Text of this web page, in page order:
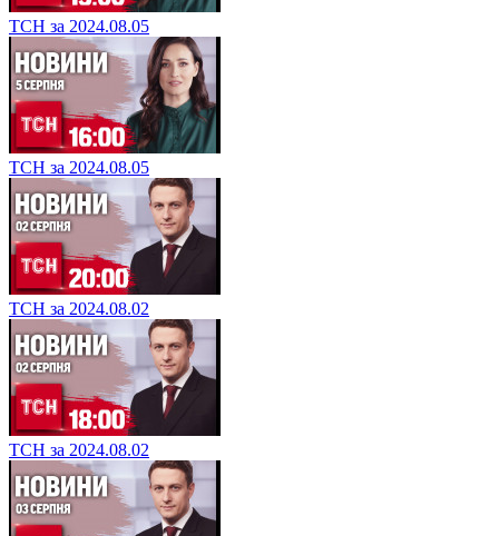
ТСН за 2024.08.05
ТСН за 2024.08.05
ТСН за 2024.08.02
ТСН за 2024.08.02